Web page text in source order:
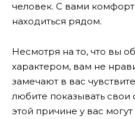
человек. С вами
находиться рядом.
Несмотря на то, что вы
характером, вам не
замечают в вас
любите показывать
этой причине у вас